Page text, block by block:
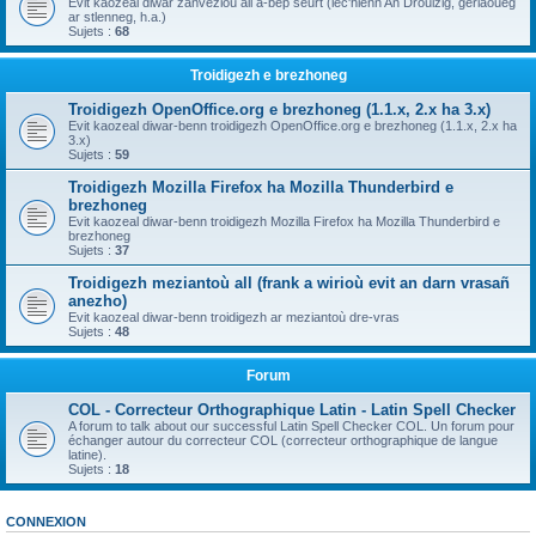
ar stlenneg, h.a.)
Sujets : 68
Troidigezh e brezhoneg
Troidigezh OpenOffice.org e brezhoneg (1.1.x, 2.x ha 3.x)
Evit kaozeal diwar-benn troidigezh OpenOffice.org e brezhoneg (1.1.x, 2.x ha
3.x)
Sujets : 59
Troidigezh Mozilla Firefox ha Mozilla Thunderbird e
brezhoneg
Evit kaozeal diwar-benn troidigezh Mozilla Firefox ha Mozilla Thunderbird e
brezhoneg
Sujets : 37
Troidigezh meziantoù all (frank a wirioù evit an darn vrasañ
anezho)
Evit kaozeal diwar-benn troidigezh ar meziantoù dre-vras
Sujets : 48
Forum
COL - Correcteur Orthographique Latin - Latin Spell Checker
A forum to talk about our successful Latin Spell Checker COL. Un forum pour
échanger autour du correcteur COL (correcteur orthographique de langue
latine).
Sujets : 18
CONNEXION